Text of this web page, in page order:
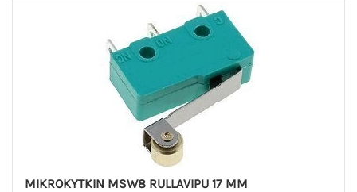
MIKROKYTKIN MSW8 RULLAVIPU 17 MM